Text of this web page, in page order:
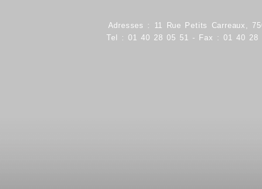
Adresses : 11 Rue Petits Carreaux,
Tel : 01 40 28 05 51 - Fax : 01 40